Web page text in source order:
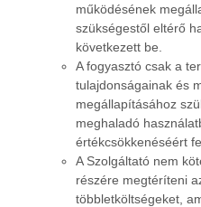
működésének
szükségestől eltérő
következett be.
A fogyasztó csak a
tulajdonságainak és
megállapításához
meghaladó
értékcsökkenéséért
A Szolgáltató nem
részére megtéríteni
többletköltségeket,